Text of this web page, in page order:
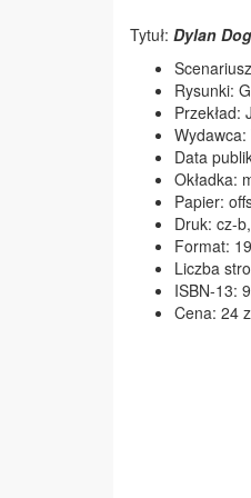
Tytuł: Dylan
Rysunki:
Przekład:
Wydawca:
Data
Okładka:
Papier:
Druk: cz-b,
Format:
Liczba
ISBN-13:
Cena: 24